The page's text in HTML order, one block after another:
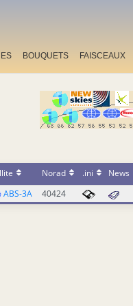
BOUQUETS FAISCEAUX
Norad .ini
News
ABS-3A 40424